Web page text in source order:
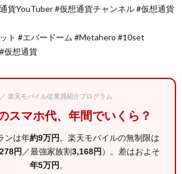
貨YouTuber #仮想通貨チャンネル #仮想通貨
ト #エバードーム #Metahero #10set
仮想通貨
楽天モバイル従業員紹介プログラム
スマホ代、年間でいくら？
ンは年約9万円 。楽天モバイルの無制限は
円 ／最強家族割3,168円 ）。差はおよそ
年5万円 。